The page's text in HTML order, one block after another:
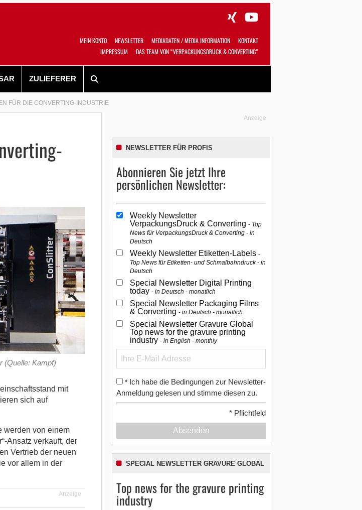
MEIN KONTO NEWSLETTER MEDIADATEN / MEDIA INFORMATION
KONTAKT
IMPRESSUM
DAS TEAM VON “VERPACKUNGSDRUCK & CONVERTING”
ZULIEFERER
FÜR DIE CONVERTING-INDUSTRIE
(Quelle: Kampf)
mit
sich auf
werden von einem
Ansatz verkauft, der
Vertrieb der neuen
vor allem in der
Anzeige
Anzeige
NEWSLETTER FÜR PROFIS
Abonnieren Sie jetzt Ihre
persönlichen Newsletter:
Weekly Newsletter
VerpackungsDruck & Converting Top
News für VerpackungsDruck & Converting - in
Deutsch
Weekly Newsletter Etiketten-Labels
Top News für Etiketten- und Schmalbahndruck - in
Deutsch
Special Newsletter Digital Printing
today in Deutsch - monatlich
Special Newsletter Packaging Films
& Converting in Deutsch - monatlich
Special Newsletter Gravure Global
Top news for the gravure printing
industry in English - monthly
* Ich habe die Bedingungen zur Newsletter-
Anmeldung gelesen und stimme diesen zu.
* Pflichtfeld
Absenden
SPECIAL NEWSLETTER GRAVURE GLOBAL
Top news for the gravure printing
industry